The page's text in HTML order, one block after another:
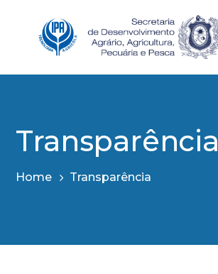
Transparência
Home Transparência